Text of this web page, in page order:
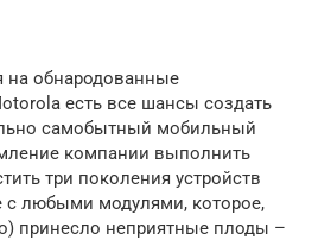
на обнародованные
есть все шансы создать
самобытный мобильный
компании выполнить
три поколения устройств
с любыми модулями, которое,
принесло неприятные плоды –